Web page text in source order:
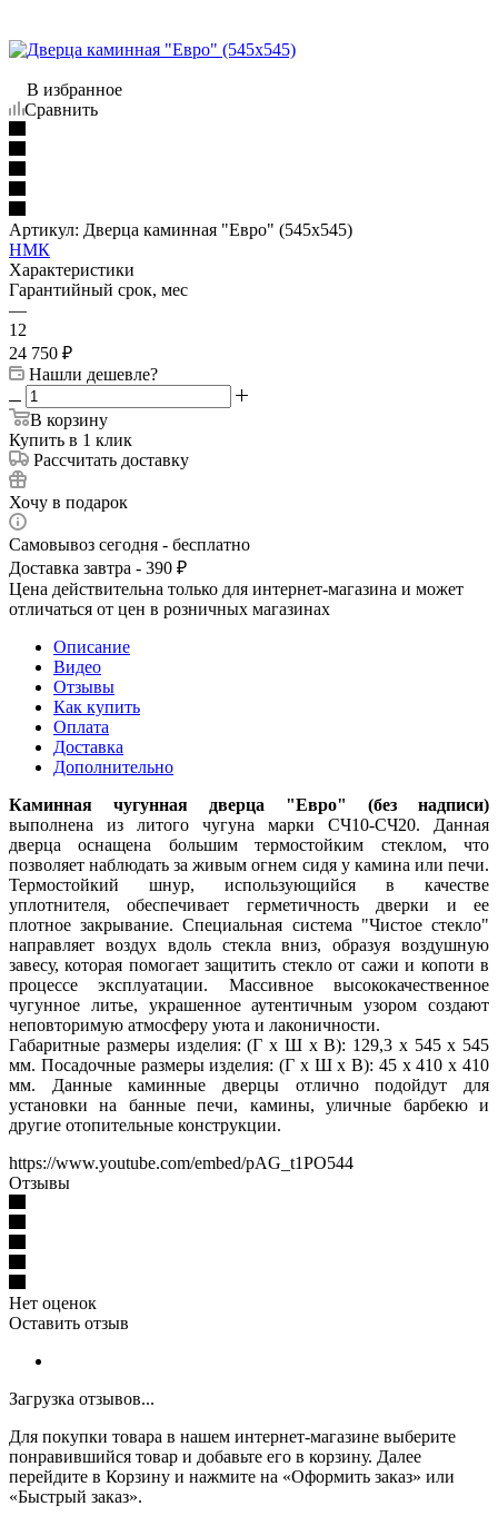
В избранное
Сравнить
Артикул: Дверца каминная "Евро" (545х545)
НМК
Характеристики
Гарантийный срок, мес
—
12
24 750 ₽
Нашли дешевле?
В корзину
Купить в 1 клик
Рассчитать доставку
Хочу в подарок
Самовывоз сегодня - бесплатно
Доставка завтра - 390 ₽
Цена действительна только для интернет-магазина и может
отличаться от цен в розничных магазинах
Описание
Видео
Отзывы
Как купить
Оплата
Доставка
Дополнительно
Каминная чугунная дверца "Евро" (без надписи)
выполнена из литого чугуна марки СЧ10-СЧ20. Данная
дверца оснащена большим термостойким стеклом, что
позволяет наблюдать за живым огнем сидя у камина или печи.
Термостойкий шнур, использующийся в качестве
уплотнителя, обеспечивает герметичность дверки и ее
плотное закрывание. Специальная система "Чистое стекло"
направляет воздух вдоль стекла вниз, образуя воздушную
завесу, которая помогает защитить стекло от сажи и копоти в
процессе эксплуатации. Массивное высококачественное
чугунное литье, украшенное аутентичным узором создают
неповторимую атмосферу уюта и лаконичности.
Габаритные размеры изделия: (Г х Ш х В): 129,3 х 545 х 545
мм. Посадочные размеры изделия: (Г х Ш х В): 45 х 410 х 410
мм. Данные каминные дверцы отлично подойдут для
установки на банные печи, камины, уличные барбекю и
другие отопительные конструкции.
https://www.youtube.com/embed/pAG_t1PO544
Отзывы
Нет оценок
Оставить отзыв
Загрузка отзывов...
Для покупки товара в нашем интернет-магазине выберите
понравившийся товар и добавьте его в корзину. Далее
перейдите в Корзину и нажмите на «Оформить заказ» или
«Быстрый заказ».